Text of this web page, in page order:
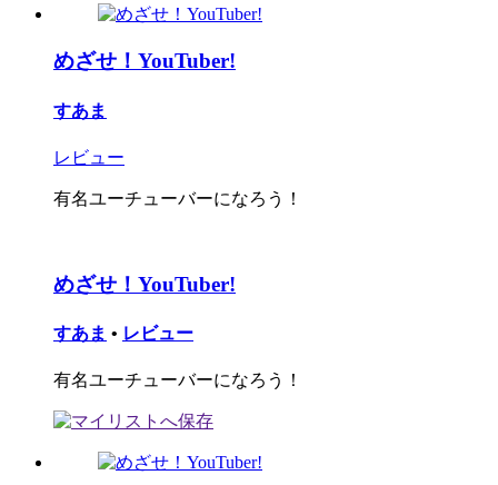
めざせ！YouTuber!
すあま
レビュー
有名ユーチューバーになろう！
めざせ！YouTuber!
すあま • レビュー
有名ユーチューバーになろう！